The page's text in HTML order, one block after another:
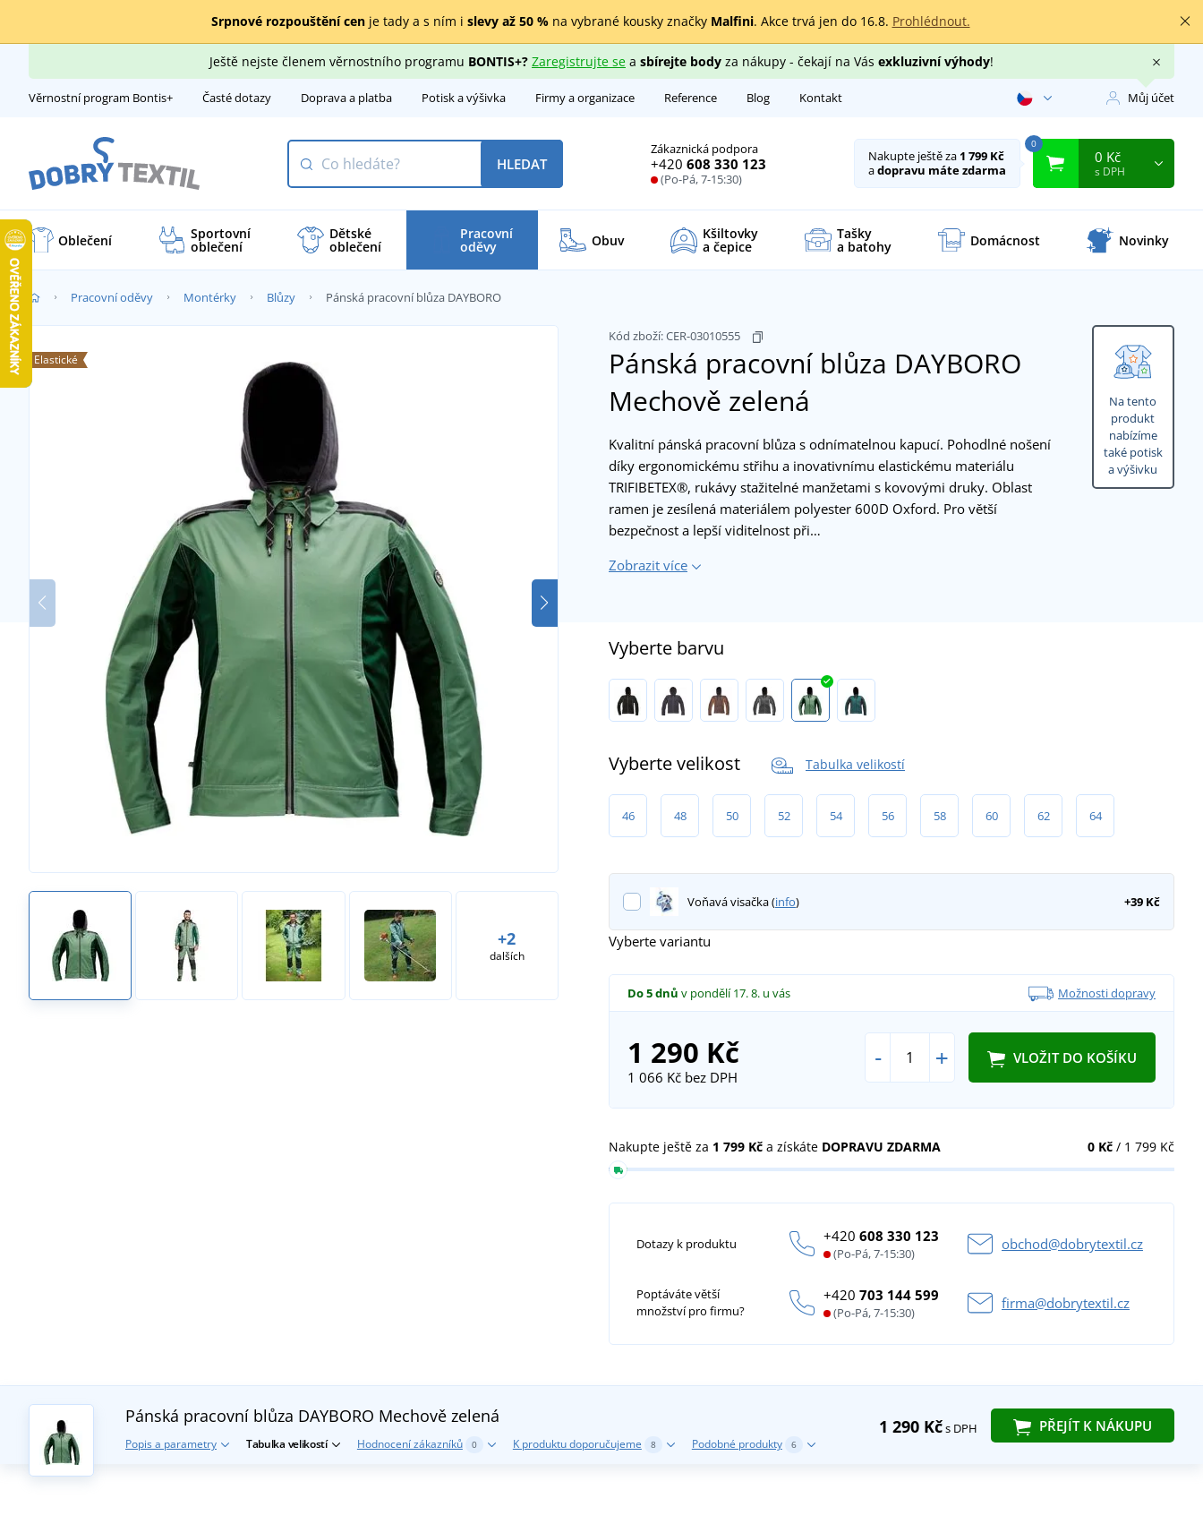
Srpnové rozpouštění cenje tady a s ním i slevy až 50 %na vybrané kousky značky Malfini. Akce trvá jen do 16.8. Prohlédnout.
Ještě nejste členem věrnostního programu BONTIS+? Zaregistrujte sea sbírejte bodyza nákupy - čekají na Vás exkluzivní výhody!
Věrnostní program Bontis+ Časté dotazy Doprava a platba Potisk a výšivka Firmy a organizace Reference Blog Kontakt Můj účet
Zákaznická podpora
+420 608 330 123
(Po-Pá, 7-15:30)
HLEDAT Nakupte ještě za 1 799 Kč
adopravu máte zdarma
0
0 Kč
s DPH
Oblečení Sportovní
oblečení
Dětské
oblečení
Pracovní
oděvy Obuv Kšiltovky
a čepice
Tašky
a batohy Domácnost Novinky
Pracovní oděvy Montérky Blůzy Pánská pracovní blůza DAYBORO
Na tento
produkt
nabízíme
také potisk
a výšivku
Kód zboží:CER-03010555
Pánská pracovní blůza DAYBORO
Mechově zelená
+2
dalších
Elastické
Kvalitní pánská pracovní blůza s odnímatelnou kapucí. Pohodlné nošení
díky ergonomickému střihu a inovativnímu elastickému materiálu
TRIFIBETEX®, rukávy stažitelné manžetami s kovovými druky. Oblast
ramen je zesílená materiálem polyester 600D Oxford. Pro větší
bezpečnost a lepší viditelnost při…
Zobrazit více
Vyberte barvu
Vyberte velikost Tabulka velikostí
46 48 50 52 54 56 58 60 62 64
Voňavá visačka (info) +39 Kč
Vyberte variantu
Do 5 dnů v pondělí 17. 8. u vás Možnosti dopravy
1 290 Kč
1 066 Kčbez DPH
- + VLOŽIT DO KOŠÍKU
0 Kč/ 1 799 Kč
Nakupte ještě za 1 799 Kč a získáte DOPRAVU ZDARMA
Dotazy k produktu +420608 330 123
(Po-Pá, 7-15:30)
obchod@dobrytextil.cz
Poptáváte větší
množství pro firmu?
+420703 144 599
(Po-Pá, 7-15:30)
firma@dobrytextil.cz
1 290 Kčs DPH PŘEJÍT K NÁKUPU
Pánská pracovní blůza DAYBORO Mechově zelená
Popis a parametry Tabulka velikostí Hodnocení zákazníků 0 K produktu doporučujeme 8 Podobné produkty 6